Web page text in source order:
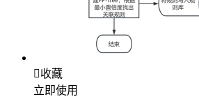
收藏
立即使用